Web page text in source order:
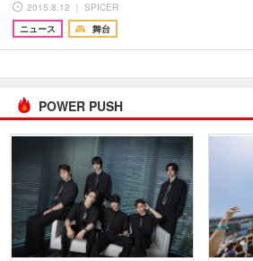
2015.8.12 ｜ SPICER
ニュース
舞台
POWER PUSH